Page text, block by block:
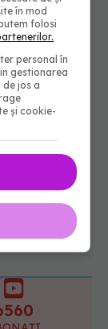
brusc
mai expus
de lei pentru
săptămână.
preferată
o ai. Care
al generațiilor
în mod
folosi
personal în
gestionarea
jos a
și cookie-